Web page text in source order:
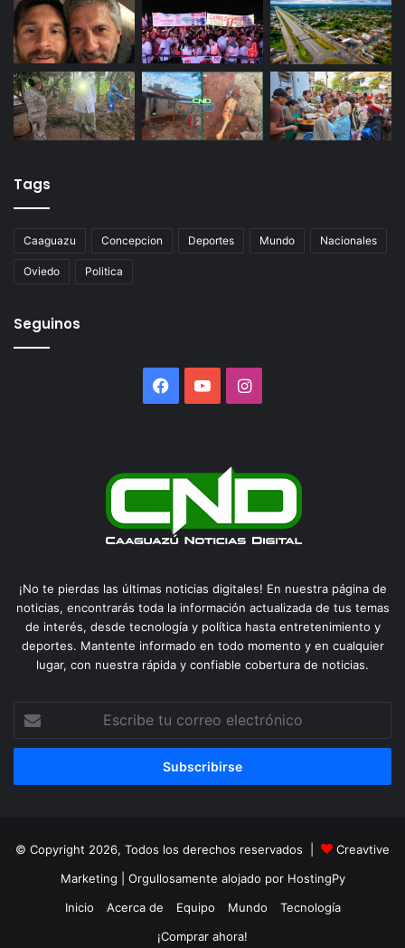
Tags
Caaguazu Concepcion Deportes Mundo Nacionales
Oviedo Politica
Seguinos
Facebook
YouTubeInstagram
¡No te pierdas las últimas noticias digitales! En nuestra página de
noticias, encontrarás toda la información actualizada de tus temas
de interés, desde tecnología y política hasta entretenimiento y
deportes. Mantente informado en todo momento y en cualquier
lugar, con nuestra rápida y confiable cobertura de noticias.
correo
© Copyright 2026, Todos los derechos reservados |
Creavtive
Marketing | Orgullosamente alojado por HostingPy
Inicio
Acerca de Equipo Mundo
Tecnología
¡Comprar ahora!